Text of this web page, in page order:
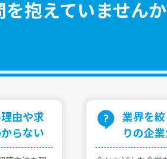
抱えていませんか
由や求
らない
業界を
りの企